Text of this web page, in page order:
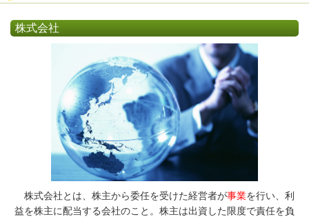
株式会社
株式会社とは、株主から委任を受けた経営者が事業を行い、利
益を株主に配当する会社のこと。株主は出資した限度で責任を負